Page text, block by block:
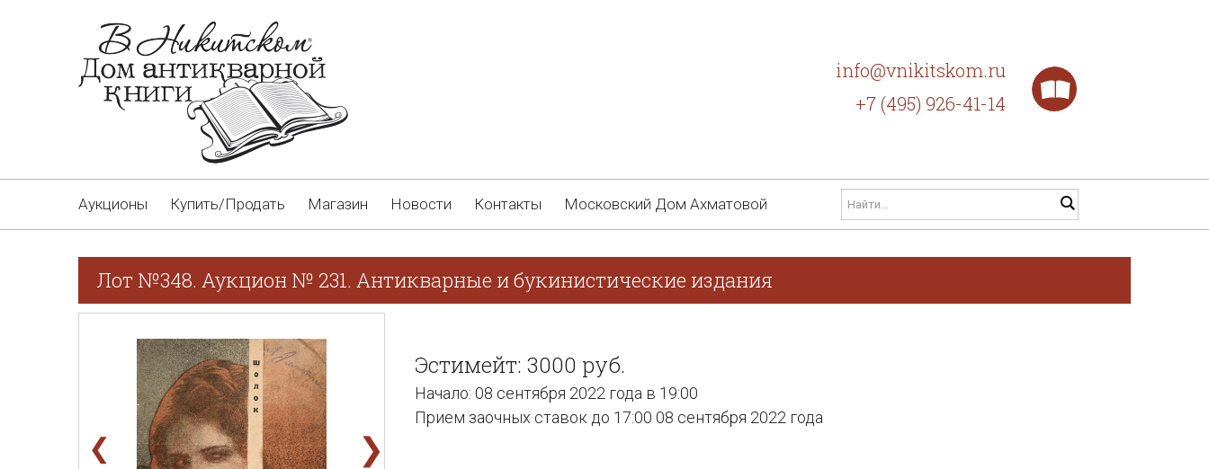
info@vnikitskom.ru
+7 (495) 926-41-14
Аукционы Купить/Продать Магазин Новости Контакты Московский Дом Ахматовой
Лот №348. Аукцион № 231. Антикварные и букинистические издания
❮ ❯
Эстимейт: 3000 руб.
Начало: 08 сентября 2022 года в 19:00
Прием заочных ставок до 17:00 08 сентября 2022 года